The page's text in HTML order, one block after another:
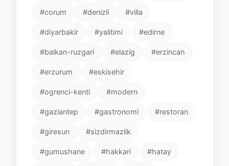
#corum #denizli #villa
#diyarbakir #yalitimi #edirne
#balkan-ruzgari #elazig #erzincan
#erzurum #eskisehir
#ogrenci-kenti #modern
#gaziantep #gastronomi #restoran
#giresun #sizdirmazlik
#gumushane #hakkari #hatay